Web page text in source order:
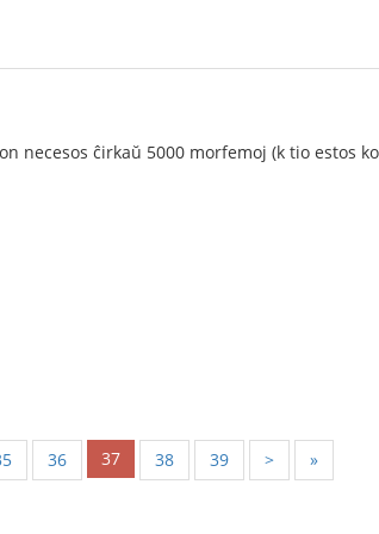
necesos ĉirkaŭ 5000 morfemoj (k tio estos
36 37 38 39 > »